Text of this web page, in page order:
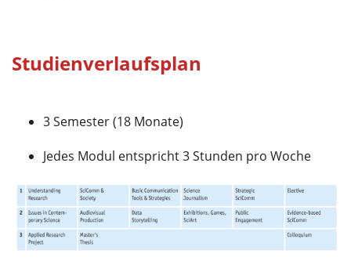
Studienverlaufsplan
3 Semester (18 Monate)
Jedes Modul entspricht 3 Stunden pro Woche